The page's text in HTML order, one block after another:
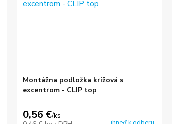
Montážna podložka krížová s
excentrom - CLIP top
0,56 €/ks